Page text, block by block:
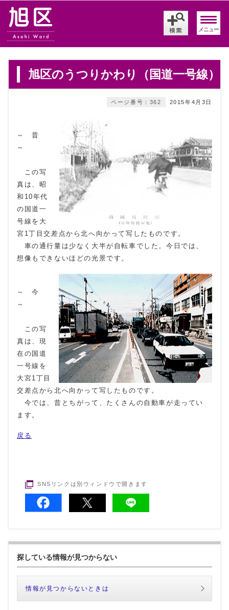
メニュー
旭区のうつりかわり（国道一号線）
2015年4月3日
ページ番号：362
～ 昔
～
この写
真は、昭
和10年代
の国道一
号線を大
宮1丁目交差点から北へ向かって写したものです。
車の通行量は少なく大半が自転車でした。今日では、
想像もできないほどの光景です。
～ 今
～
この写
真は、現
在の国道
一号線を
大宮1丁目
交差点から北へ向かって写したものです。
今では、昔とちがって、たくさんの自動車が走ってい
ます。
戻る
SNSリンクは別ウィンドウで開きます
探している情報が見つからない
情報が見つからないときは